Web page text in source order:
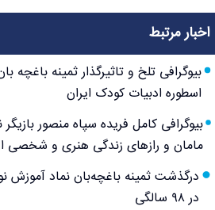
اخبار مرتبط
بیوگرافی تلخ و تاثیرگذار ثمینه باغچه
اسطوره ادبیات کودک ایران
بیوگرافی کامل فریده سپاه منصور
مامان و رازهای زندگی هنری و شخصی
درگذشت ثمینه باغچه‌بان نماد آموزش
در ۹۸ سالگی